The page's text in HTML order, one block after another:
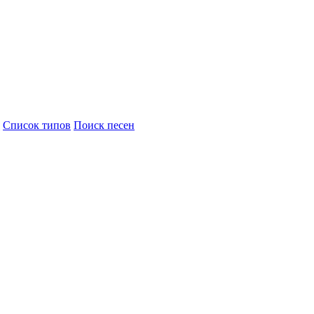
Cписок типов Поиск песен